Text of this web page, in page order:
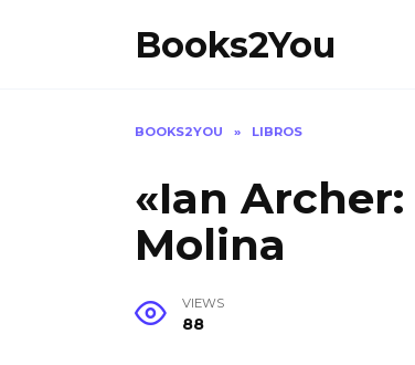
Books2You
BOOKS2YOU » LIBROS
«Ian
Molina
VIEWS
88